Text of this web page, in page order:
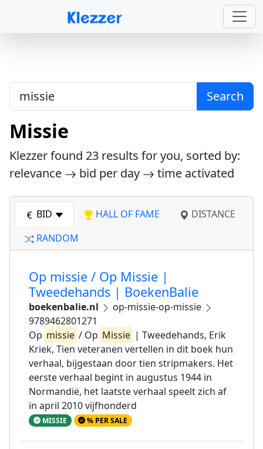
Search
Missie
Klezzer found 23 results for you, sorted by:
relevance
bid per day time activated
BID HALL OF FAME
DISTANCE
RANDOM
Op missie / Op Missie |
Tweedehands | BoekenBalie
boekenbalie.nl
op-missie-op-missie
9789462801271
Op missie / Op Missie | Tweedehands, Erik
Kriek, Tien veteranen vertellen in dit boek hun
verhaal, bijgestaan door tien stripmakers. Het
eerste verhaal begint in augustus 1944 in
Normandië, het laatste verhaal speelt zich af
in april 2010 vijfhonderd
MISSIE % PER SALE